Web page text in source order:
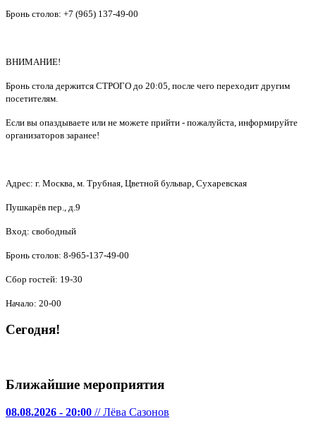
Бронь столов: +7 (965) 137-49-00
ВНИМАНИЕ!
Бронь стола держится СТРОГО до 20:05, после чего переходит другим
посетителям.
Если вы опаздываете или не можете прийти - пожалуйста, информируйте
организаторов заранее!
Адрес: г. Москва, м. Трубная, Цветной бульвар, Сухаревская
Пушкарёв пер., д.9
Вход: свободный
Бронь столов: 8-965-137-49-00
Сбор гостей: 19-30
Начало: 20-00
Сегодня!
Ближайшие мероприятия
08.08.2026 - 20:00 // Лёва Сазонов